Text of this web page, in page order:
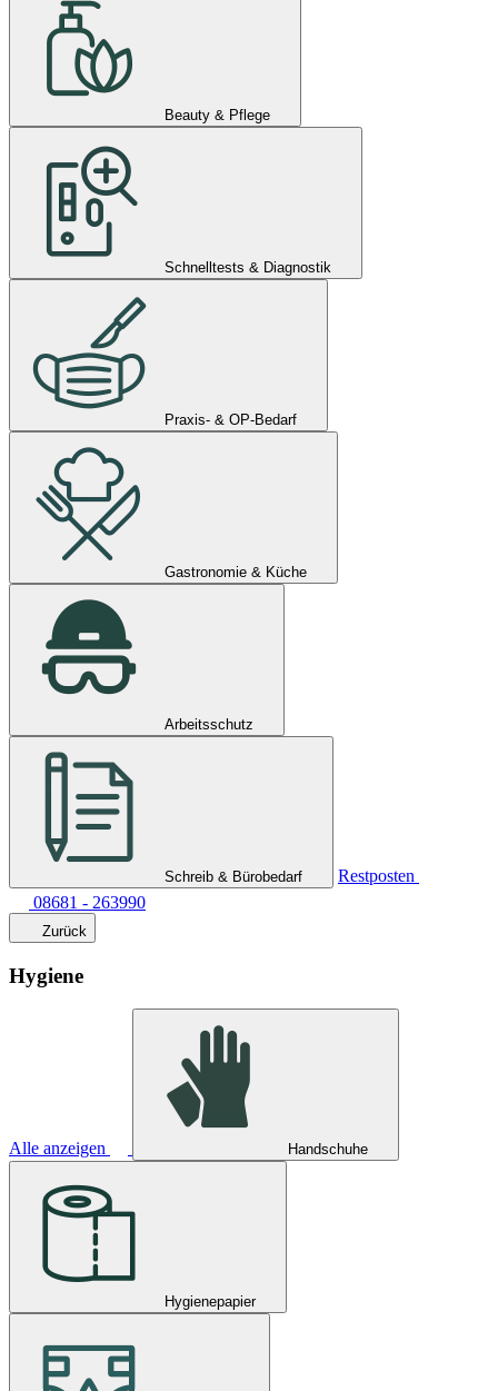
Beauty & Pflege
Schnelltests & Diagnostik
Praxis- & OP-Bedarf
Gastronomie & Küche
Arbeitsschutz
Schreib & Bürobedarf
Restposten
08681 - 263990
Zurück
Hygiene
Alle anzeigen Handschuhe
Hygienepapier